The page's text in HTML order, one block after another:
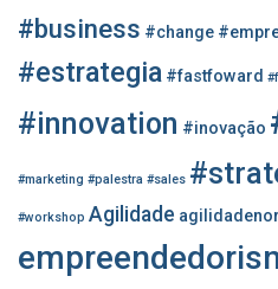
a
r
o
#business #change
#estrategia #fastfoward
#innovation #inovação
#marketing #palestra #sales
#workshop Agilidade